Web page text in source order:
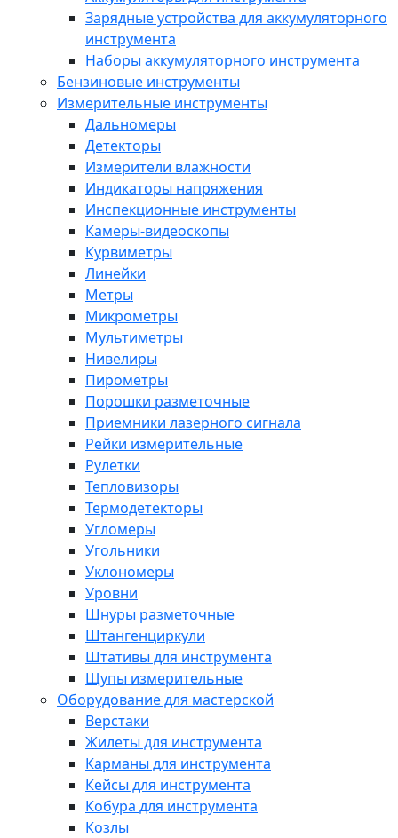
Зарядные устройства для аккумуляторного
инструмента
Наборы аккумуляторного инструмента
Бензиновые инструменты
Измерительные инструменты
Дальномеры
Детекторы
Измерители влажности
Индикаторы напряжения
Инспекционные инструменты
Камеры-видеоскопы
Курвиметры
Линейки
Метры
Микрометры
Мультиметры
Нивелиры
Пирометры
Порошки разметочные
Приемники лазерного сигнала
Рейки измерительные
Рулетки
Тепловизоры
Термодетекторы
Угломеры
Угольники
Уклономеры
Уровни
Шнуры разметочные
Штангенциркули
Штативы для инструмента
Щупы измерительные
Оборудование для мастерской
Верстаки
Жилеты для инструмента
Карманы для инструмента
Кейсы для инструмента
Кобура для инструмента
Козлы